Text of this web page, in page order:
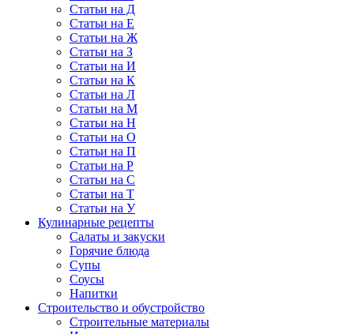
Статьи на Д
Статьи на Е
Статьи на Ж
Статьи на З
Статьи на И
Статьи на К
Статьи на Л
Статьи на М
Статьи на Н
Статьи на О
Статьи на П
Статьи на Р
Статьи на С
Статьи на Т
Статьи на У
Кулинарные рецепты
Салаты и закуски
Горячие блюда
Супы
Соусы
Напитки
Строительство и обустройство
Строительные материалы